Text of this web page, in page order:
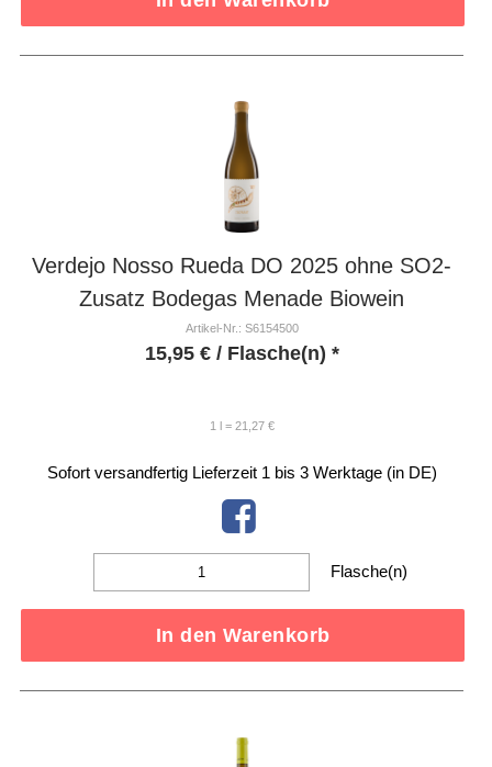
Verdejo Nosso Rueda DO 2025 ohne SO2-
Zusatz Bodegas Menade Biowein
Artikel-Nr.: S6154500
15,95 €/ Flasche(n) *
1 l = 21,27 €
Sofort versandfertig Lieferzeit 1 bis 3 Werktage (in DE)
Flasche(n)
In den Warenkorb